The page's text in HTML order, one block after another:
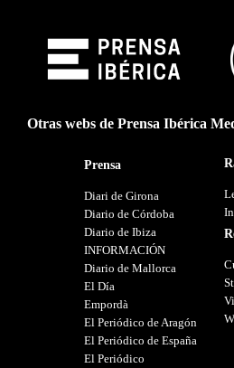
Otras webs de Prensa Ibérica
Prensa
Diari de Girona
Diario de Córdoba
Diario de Ibiza
INFORMACIÓN
Diario de Mallorca
El Día
Empordà
El Periódico de Aragón
El Periódico de España
El Periódico